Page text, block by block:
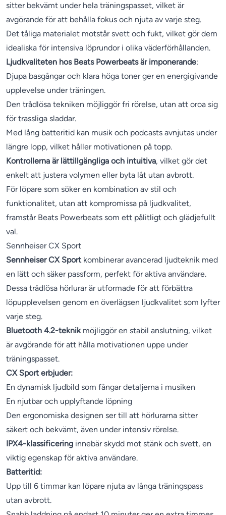
sitter bekvämt under hela träningspasset, vilket är
avgörande för att behålla fokus och njuta av varje steg.
Det tåliga materialet motstår svett och fukt, vilket gör dem
idealiska för intensiva löprundor i olika väderförhållanden.
Ljudkvaliteten hos Beats Powerbeats är imponerande:
Djupa basgångar och klara höga toner ger en energigivande
upplevelse under träningen.
Den trådlösa tekniken möjliggör fri rörelse, utan att oroa sig
för trassliga sladdar.
Med lång batteritid kan musik och podcasts avnjutas under
längre lopp, vilket håller motivationen på topp.
Kontrollerna är lättillgängliga och intuitiva, vilket gör det
enkelt att justera volymen eller byta låt utan avbrott.
För löpare som söker en kombination av stil och
funktionalitet, utan att kompromissa på ljudkvalitet,
framstår Beats Powerbeats som ett pålitligt och glädjefullt
val.
Sennheiser CX Sport
Sennheiser CX Sportkombinerar avancerad ljudteknik med
en lätt och säker passform, perfekt för aktiva användare.
Dessa trådlösa hörlurar är utformade för att förbättra
löpupplevelsen genom en överlägsen ljudkvalitet som lyfter
varje steg.
Bluetooth 4.2-teknikmöjliggör en stabil anslutning, vilket
är avgörande för att hålla motivationen uppe under
träningspasset.
CX Sport erbjuder:
En dynamisk ljudbild som fångar detaljerna i musiken
En njutbar och upplyftande löpning
Den ergonomiska designen ser till att hörlurarna sitter
säkert och bekvämt, även under intensiv rörelse.
IPX4-klassificering innebär skydd mot stänk och svett, en
viktig egenskap för aktiva användare.
Batteritid:
Upp till 6 timmar kan löpare njuta av långa träningspass
utan avbrott.